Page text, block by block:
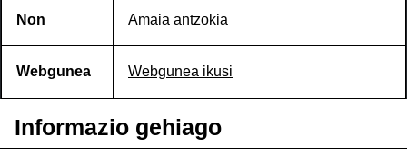
Non Amaia antzokia
Webgunea Webgunea ikusi
Informazio gehiago